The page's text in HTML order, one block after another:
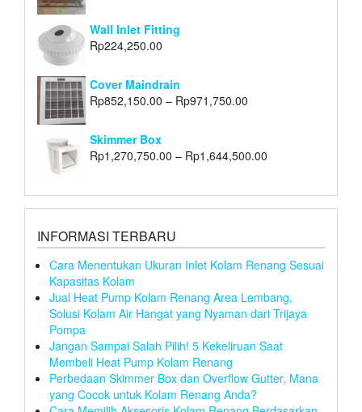
Wall Inlet Fitting
Rp224,250.00
Cover Maindrain
Rp852,150.00 – Rp971,750.00
Skimmer Box
Rp1,270,750.00 – Rp1,644,500.00
INFORMASI TERBARU
Cara Menentukan Ukuran Inlet Kolam Renang Sesuai
Kapasitas Kolam
Jual Heat Pump Kolam Renang Area Lembang,
Solusi Kolam Air Hangat yang Nyaman dari Trijaya
Pompa
Jangan Sampai Salah Pilih! 5 Kekeliruan Saat
Membeli Heat Pump Kolam Renang
Perbedaan Skimmer Box dan Overflow Gutter, Mana
yang Cocok untuk Kolam Renang Anda?